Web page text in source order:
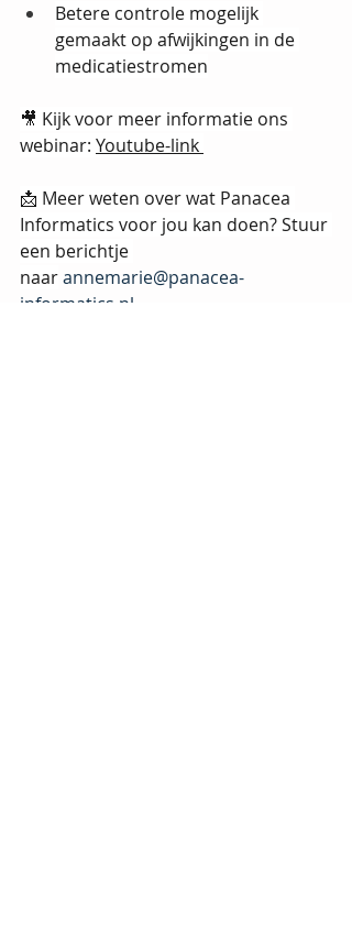
Betere controle mogelijk
gemaakt op afwijkingen in de
medicatiestromen
🎥 Kijk voor meer informatie ons
webinar: Youtube-link
📩 Meer weten over wat Panacea
Informatics voor jou kan doen? Stuur
een berichtje
naarannemarie@panacea-
informatics.nl